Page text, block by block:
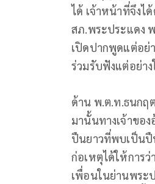
ได้ เจ้าหน้าที่จึง
สภ.พระประแดง
เปิดปากพูดแต่อย่
ร่วมรับฟังแต่อย่าง
ด้าน พ.ต.ท.ธนกฤ
มานั้นทางเจ้าขอ
ปืนยาวที่พบเป็นปื
ก่อเหตุได้ให้การ
เพื่อนในย่านพระ